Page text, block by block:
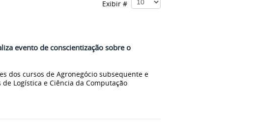
Exibir #
evento de conscientização sobre o
dos cursos de Agronegócio subsequente e
Logística e Ciência da Computação